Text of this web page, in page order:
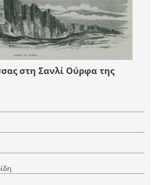
στη Σανλί Ούρφα της